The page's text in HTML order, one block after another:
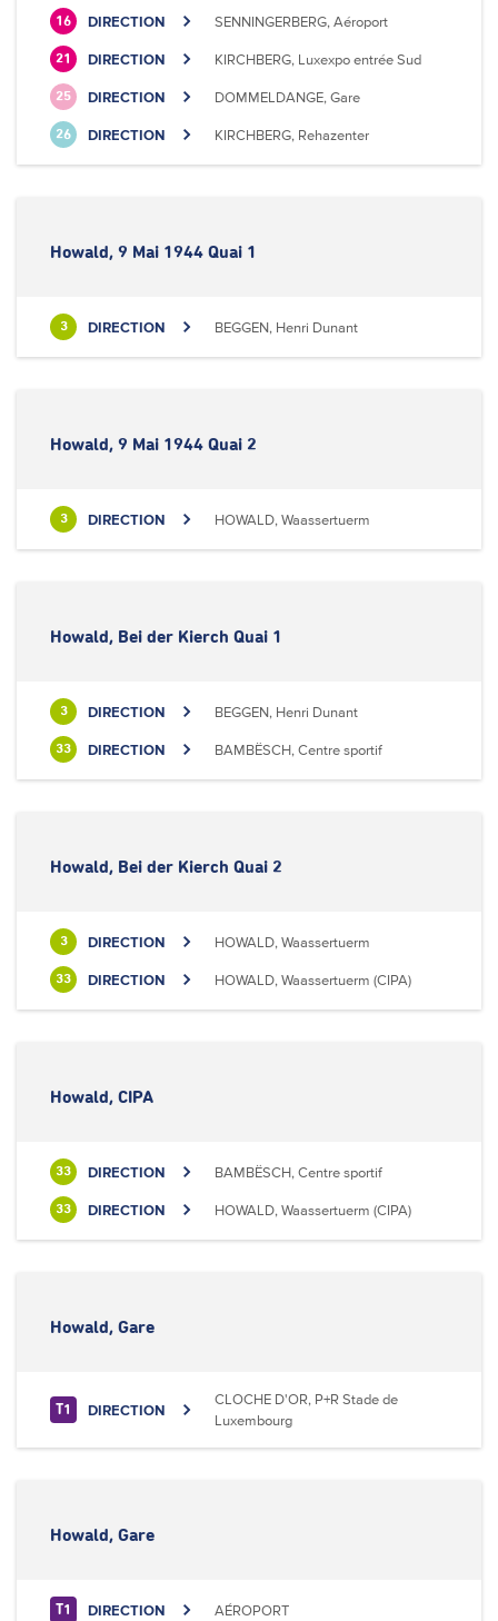
16 DIRECTION SENNINGERBERG, Aéroport
21 DIRECTION KIRCHBERG, Luxexpo entrée Sud
25 DIRECTION DOMMELDANGE, Gare
26 DIRECTION KIRCHBERG, Rehazenter
Howald, 9 Mai 1944 Quai 1
3 DIRECTION BEGGEN, Henri Dunant
Howald, 9 Mai 1944 Quai 2
3 DIRECTION HOWALD, Waassertuerm
Howald, Bei der Kierch Quai 1
3 DIRECTION BEGGEN, Henri Dunant
33 DIRECTION BAMBËSCH, Centre sportif
Howald, Bei der Kierch Quai 2
3 DIRECTION HOWALD, Waassertuerm
33 DIRECTION HOWALD, Waassertuerm (CIPA)
Howald, CIPA
33 DIRECTION BAMBËSCH, Centre sportif
33 DIRECTION HOWALD, Waassertuerm (CIPA)
Howald, Gare
T1 DIRECTION
CLOCHE D'OR, P+R Stade de
Luxembourg
Howald, Gare
T1 DIRECTION AÉROPORT